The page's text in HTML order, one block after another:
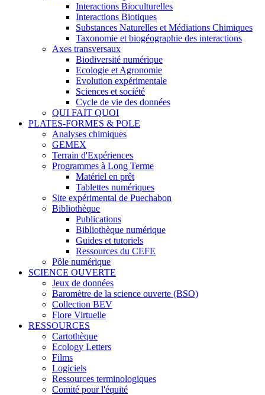
Interactions Bioculturelles
Interactions Biotiques
Substances Naturelles et Médiations Chimiques
Taxonomie et biogéographie des interactions
Axes transversaux
Biodiversité numérique
Ecologie et Agronomie
Evolution expérimentale
Sciences et société
Cycle de vie des données
QUI FAIT QUOI
PLATES-FORMES & POLE
Analyses chimiques
GEMEX
Terrain d'Expériences
Programmes à Long Terme
Matériel en prêt
Tablettes numériques
Site expérimental de Puechabon
Bibliothèque
Publications
Bibliothèque numérique
Guides et tutoriels
Ressources du CEFE
Pôle numérique
SCIENCE OUVERTE
Jeux de données
Baromètre de la science ouverte (BSO)
Collection BEV
Flore Virtuelle
RESSOURCES
Cartothèque
Ecology Letters
Films
Logiciels
Ressources terminologiques
Comité pour l'équité